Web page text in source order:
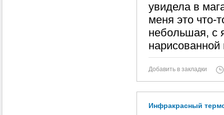
увидела в
меня это что-
небольшая, с
нарисованной
Добавить в закладки
Инфракрасный